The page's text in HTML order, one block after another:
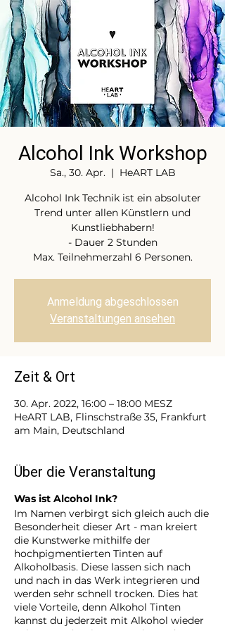
Alcohol Ink Workshop
Sa., 30. Apr.
  |
HeART LAB
Alcohol Ink Technik ist ein absoluter
Trend unter allen Künstlern und
Kunstliebhabern!
- Dauer 2 Stunden
Max. Teilnehmerzahl 6 Personen.
Anmeldung abgeschlossen
Veranstaltungen ansehen
Zeit & Ort
30. Apr. 2022, 16:00 – 18:00 MESZ
HeART LAB, Flinschstraße 35, Frankfurt
am Main, Deutschland
Über die Veranstaltung
Was ist Alcohol Ink?
Im Namen verbirgt sich gleich auch die
Besonderheit dieser Art - man kreiert
die Kunstwerke mithilfe der
hochpigmentierten Tinten auf
Alkoholbasis. Diese lassen sich nach
und nach in das Werk integrieren und
werden sehr schnell trocken. Dies hat
viele Vorteile, denn Alkohol Tinten
kannst du jederzeit mit Alkohol wieder